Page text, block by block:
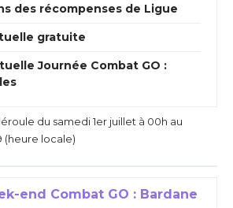
des récompenses de Ligue
gratuite
Journée Combat GO :
du samedi 1er juillet à 00h au
(heure locale)
end Combat GO : Bardane